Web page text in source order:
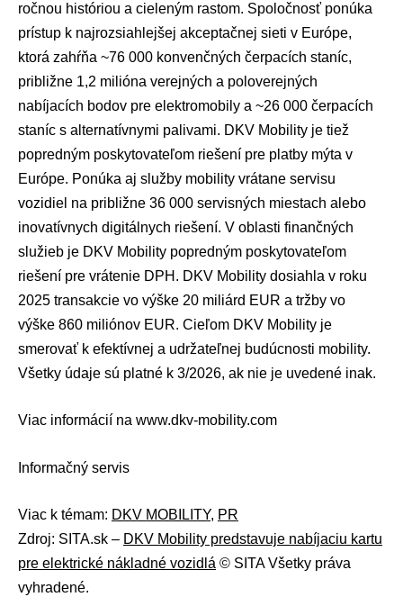
ročnou históriou a cieleným rastom. Spoločnosť ponúka
prístup k najrozsiahlejšej akceptačnej sieti v Európe,
ktorá zahŕňa ~76 000 konvenčných čerpacích staníc,
približne 1,2 milióna verejných a poloverejných
nabíjacích bodov pre elektromobily a ~26 000 čerpacích
staníc s alternatívnymi palivami. DKV Mobility je tiež
popredným poskytovateľom riešení pre platby mýta v
Európe. Ponúka aj služby mobility vrátane servisu
vozidiel na približne 36 000 servisných miestach alebo
inovatívnych digitálnych riešení. V oblasti finančných
služieb je DKV Mobility popredným poskytovateľom
riešení pre vrátenie DPH. DKV Mobility dosiahla v roku
2025 transakcie vo výške 20 miliárd EUR a tržby vo
výške 860 miliónov EUR. Cieľom DKV Mobility je
smerovať k efektívnej a udržateľnej budúcnosti mobility.
Všetky údaje sú platné k 3/2026, ak nie je uvedené inak.
Viac informácií na www.dkv-mobility.com
Informačný servis
Viac k témam: DKV MOBILITY, PR
Zdroj: SITA.sk – DKV Mobility predstavuje nabíjaciu kartu
pre elektrické nákladné vozidlá © SITA Všetky práva
vyhradené.